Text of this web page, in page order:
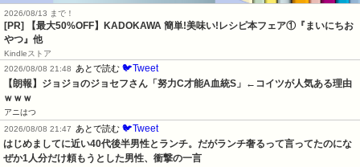
2026/08/13 まで！
[PR] 【最大50%OFF】KADOKAWA 簡単!美味い!レシピ本フェア①『まいにちお
やつ』他
Kindleストア
2026/08/08 21:48
あとで読む 🐦Tweet
【朗報】ジョジョのジョセフさん「努力C才能A血統S」←コイツが人気ある理由
ｗｗｗ
アニはつ
2026/08/08 21:47
あとで読む 🐦Tweet
はじめましてに近い40代後半男性とランチ。だがランチ奢るって言ってたのにな
ぜか1人分だけ頼もうとした男性、衝撃の一言